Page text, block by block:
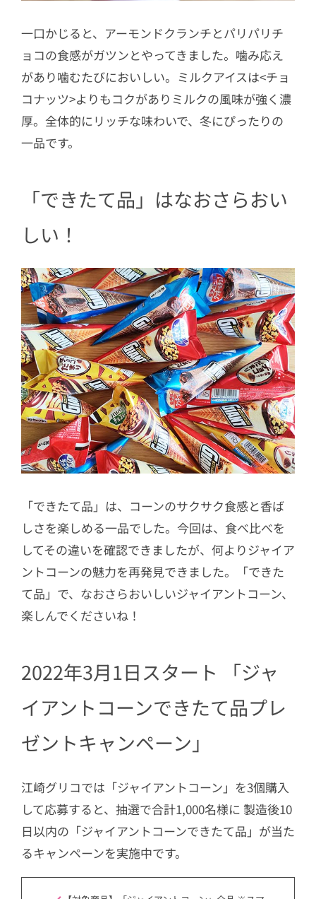
一口かじると、アーモンドクランチとパリパリチ
ョコの食感がガツンとやってきました。噛み応え
があり噛むたびにおいしい。ミルクアイスは<チョ
コナッツ>よりもコクがありミルクの風味が強く濃
厚。全体的にリッチな味わいで、冬にぴったりの
一品です。
「できたて品」はなおさらおい
しい！
「できたて品」は、コーンのサクサク食感と香ば
しさを楽しめる一品でした。今回は、食べ比べを
してその違いを確認できましたが、何よりジャイア
ントコーンの魅力を再発見できました。「できた
て品」で、なおさらおいしいジャイアントコーン、
楽しんでくださいね！
2022年3月1日スタート 「ジャ
イアントコーンできたて品プレ
ゼントキャンペーン」
江崎グリコでは「ジャイアントコーン」を3個購入
して応募すると、抽選で合計1,000名様に 製造後10
日以内の「ジャイアントコーンできたて品」が当た
るキャンペーンを実施中です。